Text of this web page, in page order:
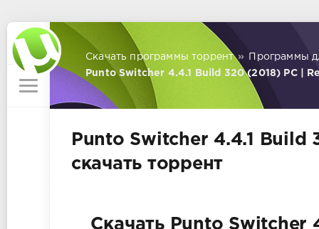
Скачать программы торрент »
Программы
Punto Switcher 4.4.1 Build 320 (2018) РС |
Punto Switcher 4.4.1 Build
скачать торрент
Скачать Punto Switcher